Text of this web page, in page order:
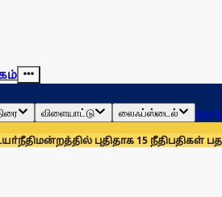
விளையாட்டு லைஃப்ஸ்டைல்
புதிதாக 15 நீதிபதிகள்